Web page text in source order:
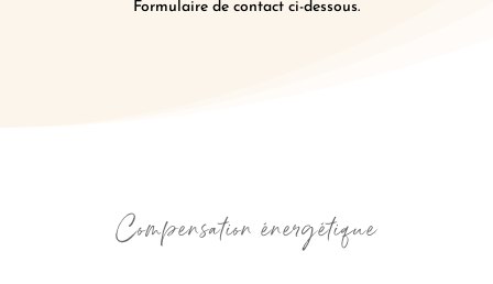
Formulaire de contact ci-dessous.
Compensation énergétique